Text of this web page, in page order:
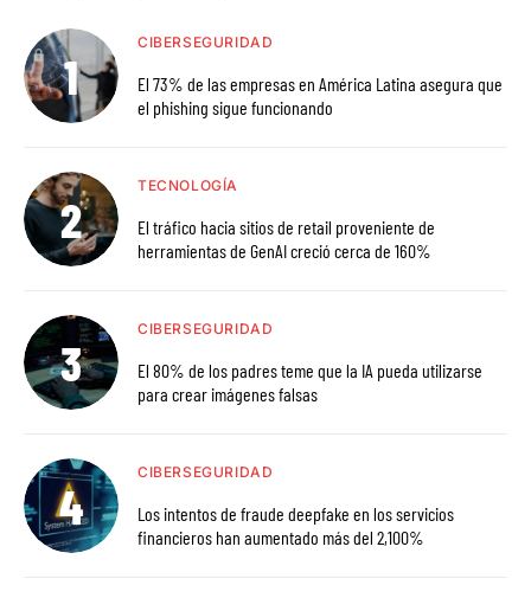
CIBERSEGURIDAD
El 73% de las empresas en América Latina asegura que
el phishing sigue funcionando
TECNOLOGÍA
El tráfico hacia sitios de retail proveniente de
herramientas de GenAI creció cerca de 160%
CIBERSEGURIDAD
El 80% de los padres teme que la IA pueda utilizarse
para crear imágenes falsas
CIBERSEGURIDAD
Los intentos de fraude deepfake en los servicios
financieros han aumentado más del 2,100%